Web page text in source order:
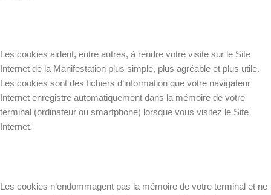
Les cookies aident, entre autres, à rendre votre visite sur le Site
Internet de la Manifestation plus simple, plus agréable et plus utile.
Les cookies sont des fichiers d’information que votre navigateur
Internet enregistre automatiquement dans la mémoire de votre
terminal (ordinateur ou smartphone) lorsque vous visitez le Site
Internet.
Les cookies n’endommagent pas la mémoire de votre terminal et ne